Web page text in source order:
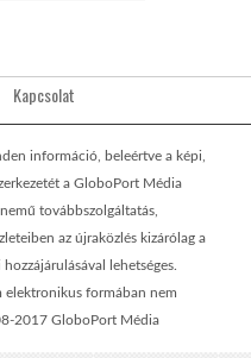
Kapcsolat
információ, beleértve a képi,
a GloboPort Média
továbbszolgáltatás,
az újraközlés kizárólag a
lehetséges.
elektronikus formában nem
2017 GloboPort Média